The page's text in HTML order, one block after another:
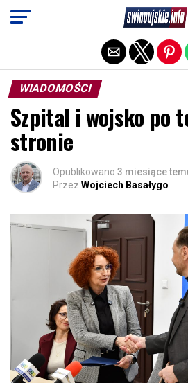
WIADOMOŚCI
Szpital i wojsko po
stronie
Opublikowano 3 miesiące
Przez Wojciech Basałygo
Exit mobile